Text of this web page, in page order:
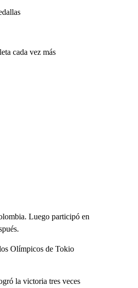
cada vez más
Luego participó en
Olímpicos de Tokio
la victoria tres veces